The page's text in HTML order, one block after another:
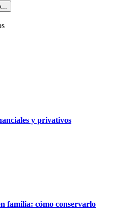
y privativos
familia: cómo conservarlo